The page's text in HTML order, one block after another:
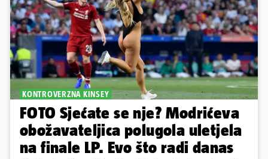
KONTROVERZNA KINSEY
FOTO Sjećate se nje? Modrićeva
obožavateljica polugola uletjela
na finale LP. Evo što radi danas